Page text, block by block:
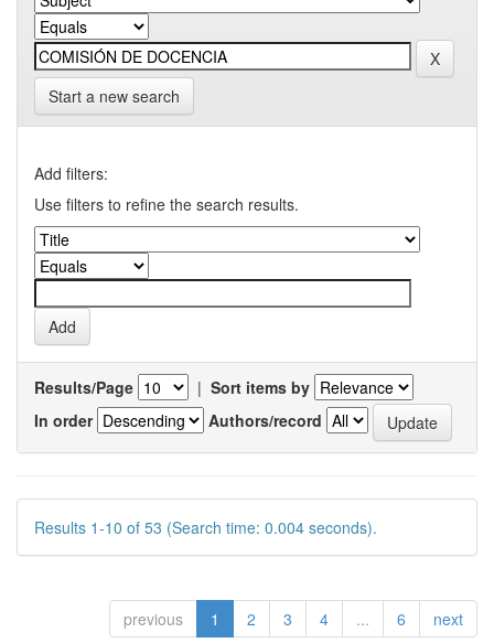
Start a new search
Add filters:
Use filters to refine the search results.
Results/Page | Sort items by
In order
Authors/record
Results 1-10 of 53 (Search time: 0.004 seconds).
previous 1 2 3 4 ... 6 next